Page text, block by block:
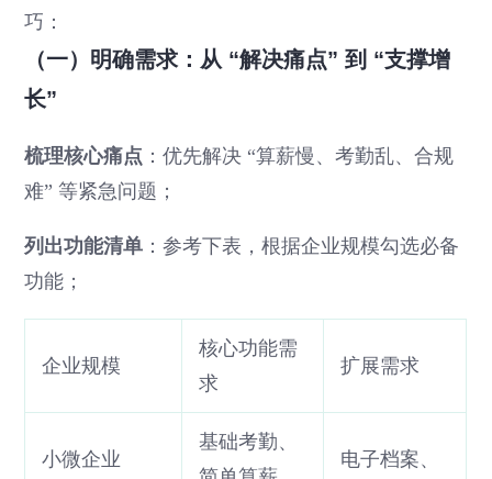
巧：
（一）明确需求：从 “解决痛点” 到 “支撑增
长”
梳理核心痛点 ：优先解决 “算薪慢、考勤乱、合规
难” 等紧急问题；
列出功能清单 ：参考下表，根据企业规模勾选必备
功能；
企业规模
核心功能需
求
扩展需求
小微企业
基础考勤、
电子档案、